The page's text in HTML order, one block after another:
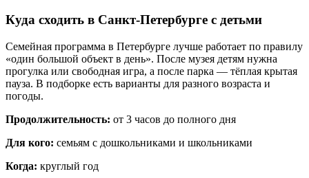
Куда сходить в Санкт-Петербурге с детьми
Семейная программа в Петербурге лучше работает по правилу
«один большой объект в день». После музея детям нужна
прогулка или свободная игра, а после парка — тёплая крытая
пауза. В подборке есть варианты для разного возраста и
погоды.
Продолжительность: от 3 часов до полного дня
Для кого: семьям с дошкольниками и школьниками
Когда: круглый год